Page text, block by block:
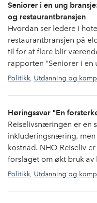
Seniorer i en ung
og restaurantbransjen
Hvordan ser ledere i
restaurantbransjen på
til for at flere blir
rapporten "Seniorer i en
Politikk, Utdanning og
Høringssvar "En
Reiselivsnæringen er en
inkluderingsnæring, men
kostnad. NHO Reiseliv
forslaget om økt bruk av
Politikk, Utdanning og